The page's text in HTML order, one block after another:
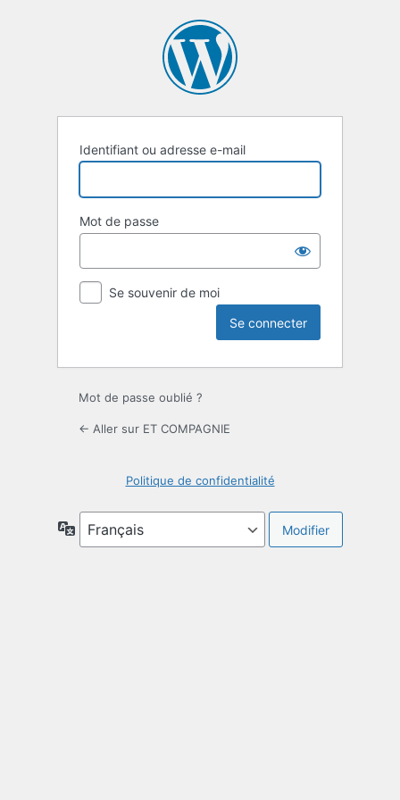
Identifiant ou adresse e-mail
Mot de passe
Se souvenir de moi
Mot de passe oublié ?
← Aller sur ET COMPAGNIE
Politique de confidentialité
Langue